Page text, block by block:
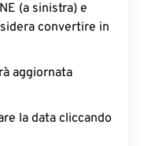
(a sinistra) e
convertire in
aggiornata
la data cliccando